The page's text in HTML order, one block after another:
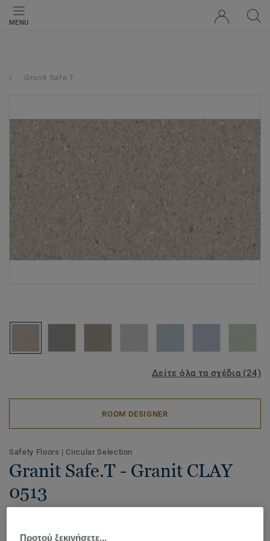
MENU
Granit Safe.T
Δείτε όλα τα σχέδια (24)
ROOM DESIGNER
Safety Floors | Circular Selection
Granit Safe.T - Granit CLAY
0513
wet areas where safety is of utmost importance. It
Προτού ξεκινήσετε...